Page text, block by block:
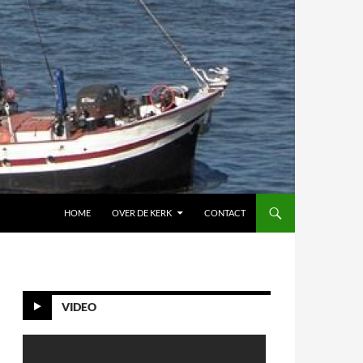
HOME OVER DE KERK CONTACT
VIDEO